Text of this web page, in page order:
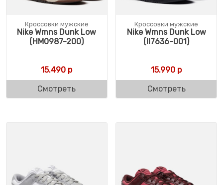
Кроссовки мужские
Nike Wmns Dunk Low
(HM0987-200)
15.490 р
Смотреть
Кроссовки мужские
Nike Wmns Dunk Low
(II7636-001)
15.990 р
Смотреть